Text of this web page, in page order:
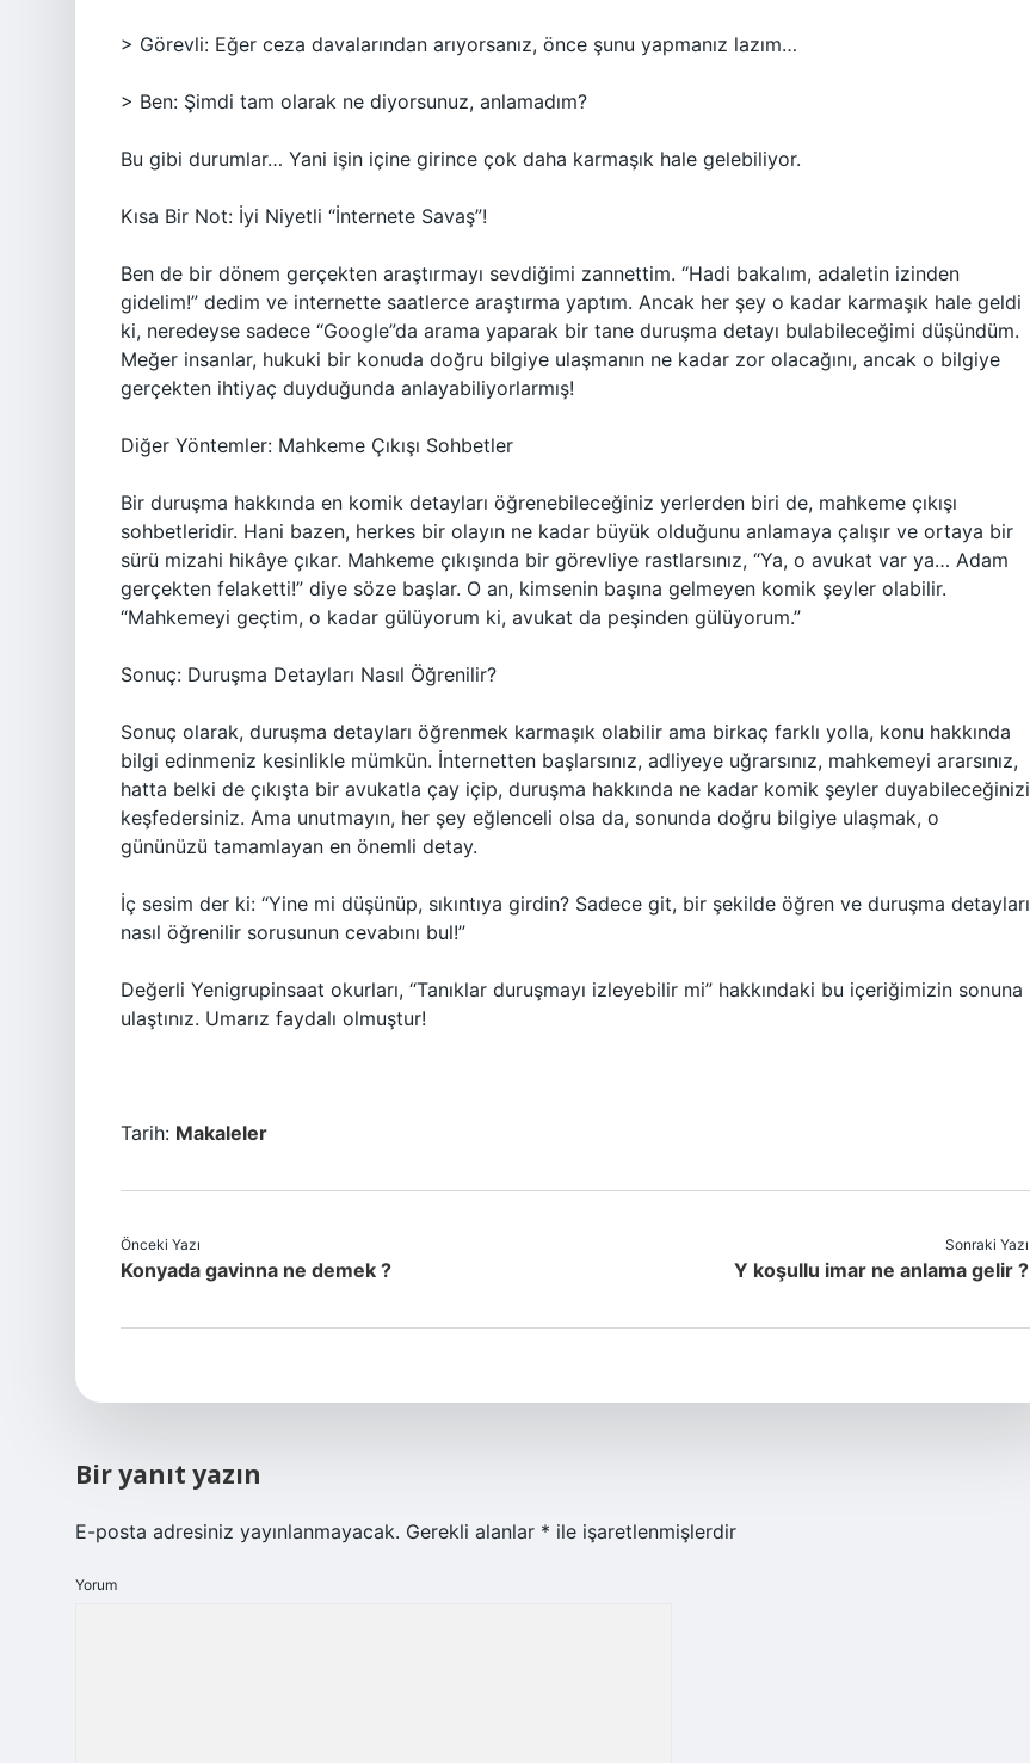
> Görevli: Eğer ceza davalarından arıyorsanız, önce şunu yapmanız lazım…
> Ben: Şimdi tam olarak ne diyorsunuz, anlamadım?
Bu gibi durumlar… Yani işin içine girince çok daha karmaşık hale gelebiliyor.
Kısa Bir Not: İyi Niyetli “İnternete Savaş”!
Ben de bir dönem gerçekten araştırmayı sevdiğimi zannettim. “Hadi bakalım, adaletin izinden
gidelim!” dedim ve internette saatlerce araştırma yaptım. Ancak her şey o kadar karmaşık hale geldi
ki, neredeyse sadece “Google”da arama yaparak bir tane duruşma detayı bulabileceğimi düşündüm.
Meğer insanlar, hukuki bir konuda doğru bilgiye ulaşmanın ne kadar zor olacağını, ancak o bilgiye
gerçekten ihtiyaç duyduğunda anlayabiliyorlarmış!
Diğer Yöntemler: Mahkeme Çıkışı Sohbetler
Bir duruşma hakkında en komik detayları öğrenebileceğiniz yerlerden biri de, mahkeme çıkışı
sohbetleridir. Hani bazen, herkes bir olayın ne kadar büyük olduğunu anlamaya çalışır ve ortaya bir
sürü mizahi hikâye çıkar. Mahkeme çıkışında bir görevliye rastlarsınız, “Ya, o avukat var ya… Adam
gerçekten felaketti!” diye söze başlar. O an, kimsenin başına gelmeyen komik şeyler olabilir.
“Mahkemeyi geçtim, o kadar gülüyorum ki, avukat da peşinden gülüyorum.”
Sonuç: Duruşma Detayları Nasıl Öğrenilir?
Sonuç olarak, duruşma detayları öğrenmek karmaşık olabilir ama birkaç farklı yolla, konu hakkında
bilgi edinmeniz kesinlikle mümkün. İnternetten başlarsınız, adliyeye uğrarsınız, mahkemeyi ararsınız,
hatta belki de çıkışta bir avukatla çay içip, duruşma hakkında ne kadar komik şeyler duyabileceğinizi
keşfedersiniz. Ama unutmayın, her şey eğlenceli olsa da, sonunda doğru bilgiye ulaşmak, o
gününüzü tamamlayan en önemli detay.
İç sesim der ki: “Yine mi düşünüp, sıkıntıya girdin? Sadece git, bir şekilde öğren ve duruşma detayları
nasıl öğrenilir sorusunun cevabını bul!”
Değerli Yenigrupinsaat okurları, “Tanıklar duruşmayı izleyebilir mi” hakkındaki bu içeriğimizin sonuna
ulaştınız. Umarız faydalı olmuştur!
Tarih: Makaleler
Önceki Yazı
Konyada gavinna ne demek ?
Sonraki Yazı
Y koşullu imar ne anlama gelir ?
Bir yanıt yazın
E-posta adresiniz yayınlanmayacak. Gerekli alanlar * ile işaretlenmişlerdir
Yorum